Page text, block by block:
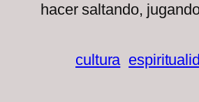
hacer saltando,
cultura